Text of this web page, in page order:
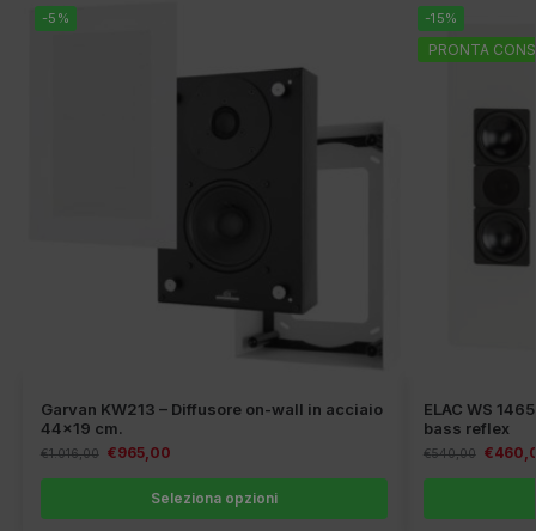
-5%
Garvan KW213 – Diffusore on-wall in acciaio
44×19 cm.
€1.016,00 €965,00
Seleziona opzioni
-15%
PRONTA
ELAC WS
bass reflex
€540,00 €